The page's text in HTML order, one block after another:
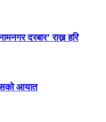
दरबार’ राख्न हरि
आयात